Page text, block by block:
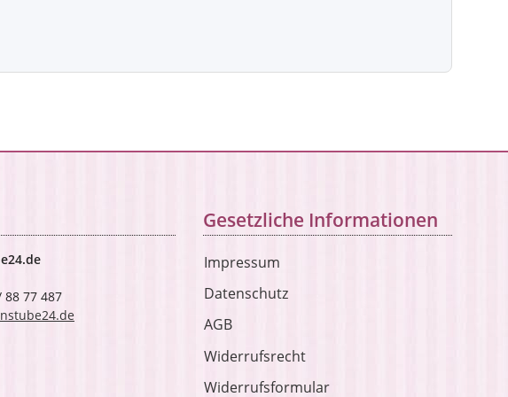
88 77 487
Gesetzliche Informationen
Impressum
Datenschutz
AGB
Widerrufsrecht
Widerrufsformular